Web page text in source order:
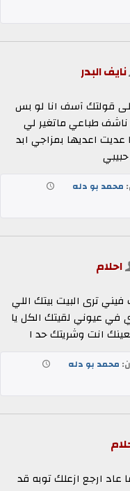
نايف البدر
قولتك آسف انا لو بس
ناشف طباعي ماتغير لي
عديت اعديها بمزاجي ابد
محمد بو دله
احلام
ترى البيت بيتك اللي
في عيوني لقيتك الكل يا
انت وشريتك حد ا
محمد بو دله
ارجع ازعلك توبه قد